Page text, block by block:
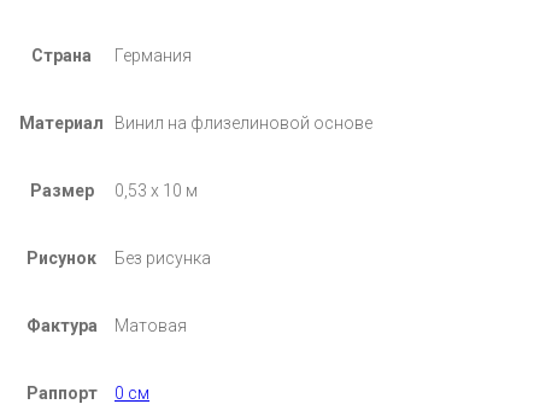
Страна Германия
Материал Винил на флизелиновой основе
Размер 0,53 х 10 м
Рисунок Без рисунка
Фактура Матовая
Раппорт 0 см